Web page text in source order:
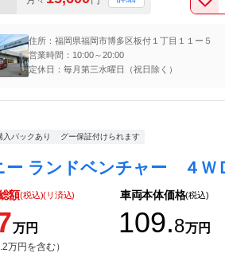
住所：福岡県福岡市博多区板付１丁目１１ー５
営業時間：10:00～20:00
定休日：毎月第三水曜日（祝日除く）
入パックあり グー保証付けられます
額(税込)(リ済込)
万円
万円を含む）
車両本体価格(税込)
109.8万円